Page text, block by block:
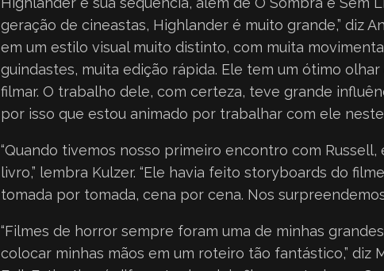
geração de cineastas, Highlander é muito grande,” diz
em um estilo visual muito distinto, com muita
guindastes, muita edição rápida. Ele tem um ótimo
filmar. O trabalho dele, com certeza, teve grande
por isso que estou animado por trabalhar com ele neste
“Quando tivemos nosso primeiro encontro com
livro,” lembra Kulzer. “Ele havia feito storyboards do
tomada por tomada, cena por cena. Nos surpreendemos
“Filmes de horror sempre foram uma de minhas
colocar minhas mãos em um roteiro tão fantástico,” diz